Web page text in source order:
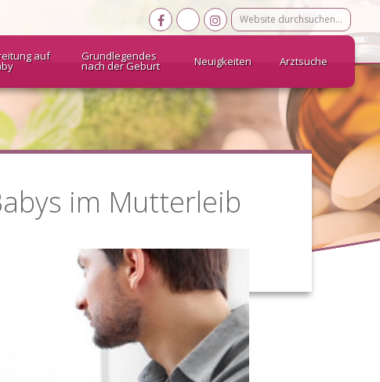
Website
durchsuchen…
auf Grundlegendes
nach der Geburt Neuigkeiten Arztsuche
im Mutterleib